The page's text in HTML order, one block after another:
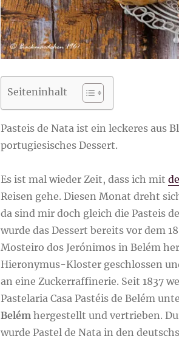
Seiteninhalt
Pasteis de Nata ist ein leckeres aus
portugiesisches Dessert.
Es ist mal wieder Zeit, dass ich mit
Reisen gehe. Diesen Monat dreht
da sind mir doch gleich die Pasteis
wurde das Dessert bereits vor dem
Mosteiro dos Jerónimos in Belém
Hieronymus-Kloster geschlossen
an eine Zuckerraffinerie. Seit 1837
Pastelaria Casa Pastéis de Belém
Belém hergestellt und vertrieben.
wurde Pastel de Nata in den